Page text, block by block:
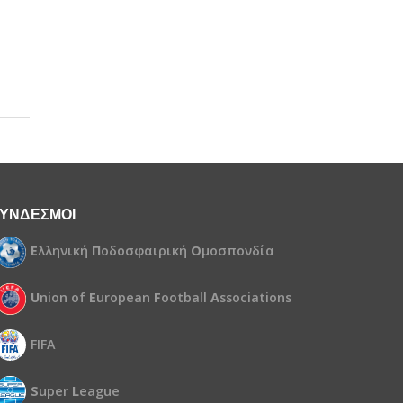
Ελληνική Ποδοσφαιρική Ομοσπονδία
Union of European Football Associations
FIFA
Super League